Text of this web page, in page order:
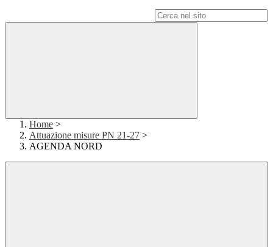
Home >
Attuazione misure PN 21-27 >
AGENDA NORD